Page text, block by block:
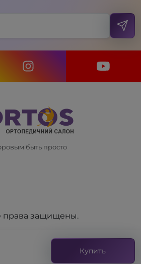
Купить
быть просто
права защищены.